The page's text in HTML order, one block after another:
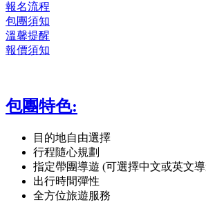
報名流程
包團須知
溫馨提醒
報價須知
包團特色:
目的地自由選擇
行程隨心規劃
指定帶團導遊 (可選擇中文或英文
出行時間彈性
全方位旅遊服務